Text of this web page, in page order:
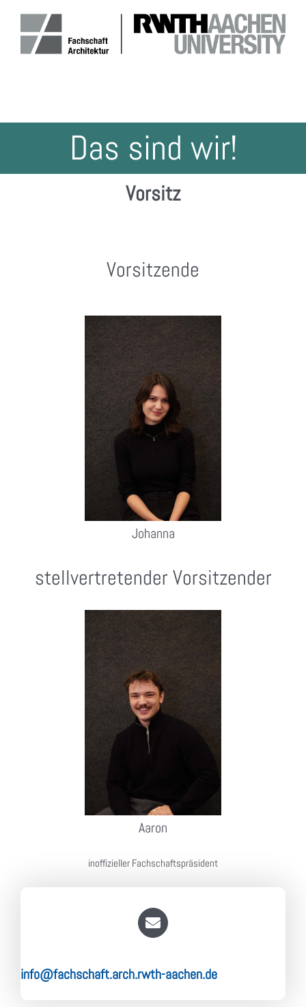
springen
Das sind wir!
Vorsitz
Vorsitzende
Johanna
stellvertretender Vorsitzender
Aaron
inoffizieller Fachschaftspräsident
info@fachschaft.arch.rwth-aachen.de